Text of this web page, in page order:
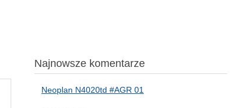
Najnowsze komentarze
Neoplan N4020td #AGR 01